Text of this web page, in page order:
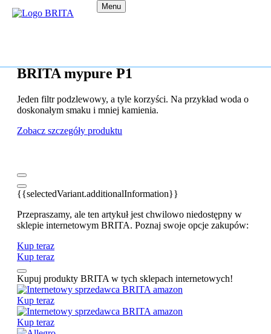
Menu
BRITA mypure P1
Jeden filtr podzlewowy, a tyle korzyści. Na przykład woda o
doskonałym smaku i mniej kamienia.
Zobacz szczegóły produktu
{{selectedVariant.additionalInformation}}
Przepraszamy, ale ten artykuł jest chwilowo niedostępny w
sklepie internetowym BRITA. Poznaj swoje opcje zakupów:
Kup teraz
Kup teraz
Kupuj produkty BRITA w tych sklepach internetowych!
Kup teraz
Kup teraz